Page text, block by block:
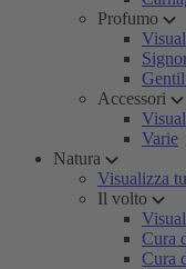
Profumo
Accessori
Varie
Natura
Visualizza
Il volto
Cura
Cura